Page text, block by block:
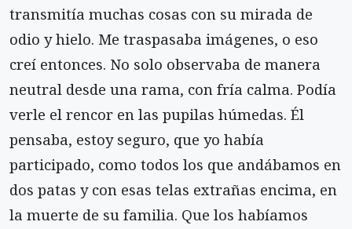
transmitía muchas cosas con su mirada de
odio y hielo. Me traspasaba imágenes, o eso
creí entonces. No solo observaba de manera
neutral desde una rama, con fría calma. Podía
verle el rencor en las pupilas húmedas. Él
pensaba, es­toy seguro, que yo había
participado, como todos los que andábamos en
dos patas y con esas telas ex­trañas encima, en
la muerte de su familia. Que los habíamos